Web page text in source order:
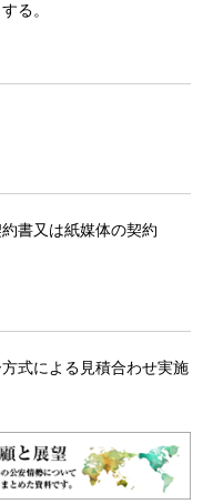
る。
書又は紙媒体の契約
式による見積合わせ実施